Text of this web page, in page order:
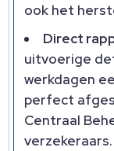
ook het
Direct
uitvoerige
werkdagen
perfect
Centraal
verzekeraars.​